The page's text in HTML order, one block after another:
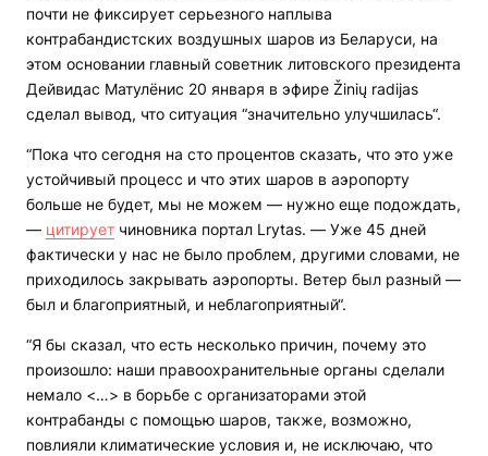
почти не фиксирует серьезного наплыва
контрабандистских воздушных шаров из Беларуси, на
этом основании главный советник литовского президента
Дейвидас Матулёнис 20 января в эфире Žinių radijas
сделал вывод, что ситуация “значительно улучшилась“.
“Пока что сегодня на сто процентов сказать, что это уже
устойчивый процесс и что этих шаров в аэропорту
больше не будет, мы не можем — нужно еще подождать,
— цитирует чиновника портал Lrytas. — Уже 45 дней
фактически у нас не было проблем, другими словами, не
приходилось закрывать аэропорты. Ветер был разный —
был и благоприятный, и неблагоприятный“.
“Я бы сказал, что есть несколько причин, почему это
произошло: наши правоохранительные органы сделали
немало <…> в борьбе с организаторами этой
контрабанды с помощью шаров, также, возможно,
повлияли климатические условия и, не исключаю, что